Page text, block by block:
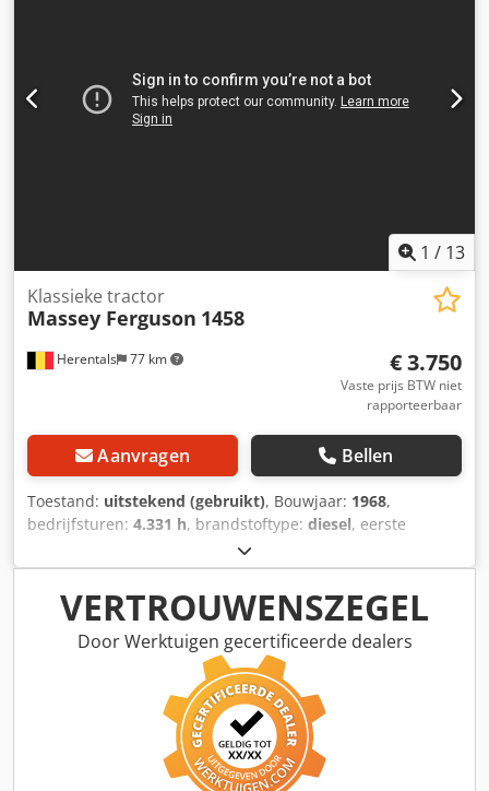
1 / 13
Herentals 77 km
Klassieke tractor
Massey Ferguson 1458
€ 3.750
Vaste prijs BTW niet
rapporteerbaar
Aanvragen Bellen
Toestand: uitstekend (gebruikt), Bouwjaar: 1968,
bedrijfsturen: 4.331 h, brandstoftype: diesel, eerste
rood
goed Optische staat: zeer goed Csdsyr Ayvepfx Am Eerf
Neem contact op met Thierry Leemans voor meer
informatie.
VERTROUWENSZEGEL
Door Werktuigen gecertificeerde dealers